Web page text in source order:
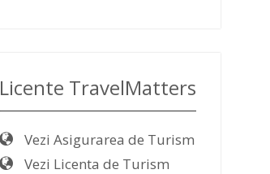
Licente TravelMatters
Vezi Asigurarea de Turism
Vezi Licenta de Turism